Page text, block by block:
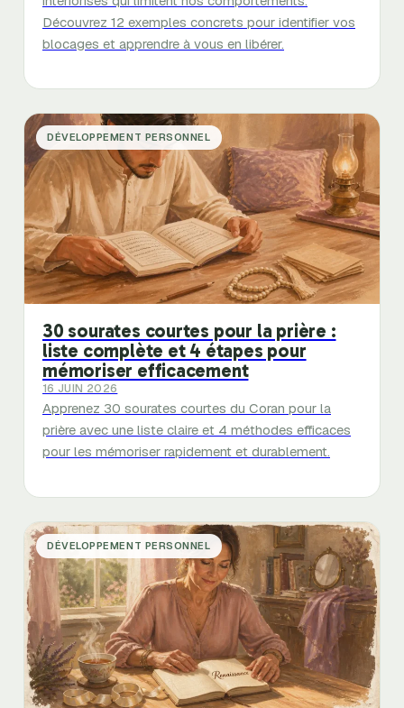
Découvrez 12 exemples concrets pour identifier vos
blocages et apprendre à vous en libérer.
DÉVELOPPEMENT PERSONNEL
30 sourates courtes pour la prière :
liste complète et 4 étapes pour
mémoriser efficacement
16 JUIN 2026
Apprenez 30 sourates courtes du Coran pour la
prière avec une liste claire et 4 méthodes efficaces
pour les mémoriser rapidement et durablement.
DÉVELOPPEMENT PERSONNEL